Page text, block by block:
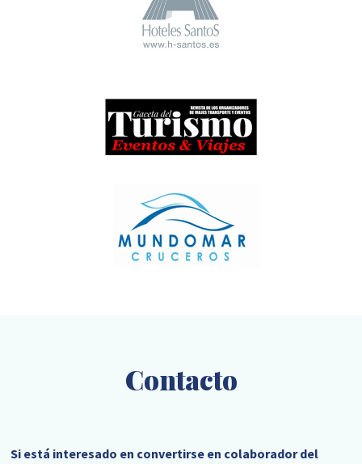
Contacto
Si está interesado en convertirse en colaborador del